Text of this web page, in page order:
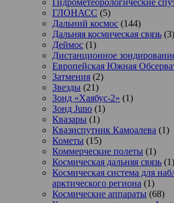
ГЛОНАСС (5)
Дальний космос (144)
Дальняя космическая связь (3)
Деймос (1)
Дистанционное
Европейская Южная
Затмения (2)
Звезды (21)
Зонд «Хаябус-2» (1)
Зонд Juno (1)
Квазары (1)
Квазиспутник Камоалева (1)
Кометы (15)
Коммерческие полеты (1)
Космическая дальняя связь (1)
Космическая система для
арктического региона (1)
Космические аппараты (68)